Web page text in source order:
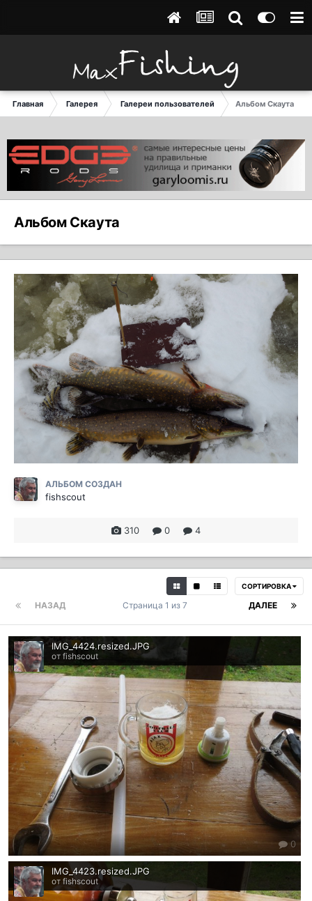
Главная Галерея Галереи пользователей Альбом Скаута
Альбом Скаута
АЛЬБОМ СОЗДАН
fishscout
310 0 4
СОРТИРОВКА
НАЗАД ДАЛЕЕ
Страница 1 из 7
IMG_4424.resized.JPG
от fishscout
0
IMG_4423.resized.JPG
от fishscout